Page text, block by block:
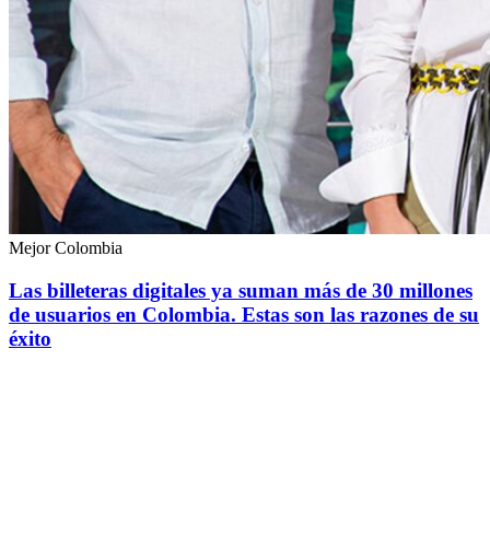
Mejor Colombia
Las billeteras digitales ya suman más de 30 millones
de usuarios en Colombia. Estas son las razones de su
éxito